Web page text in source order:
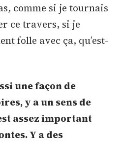
comme si je tournais
ce travers, si je
folle avec ça, qu’est-
une façon de
y a un sens de
assez important
Y a des